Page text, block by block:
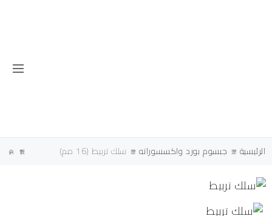
الرئيسية جبسوم بورد واكسسوراته سلك تربيط (16 مم)